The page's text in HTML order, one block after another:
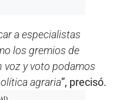
a especialistas
los gremios de
y voto podamos
agraria”, precisó.